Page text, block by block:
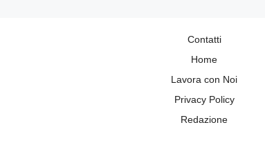
Contatti
Home
Lavora con Noi
Privacy Policy
Redazione